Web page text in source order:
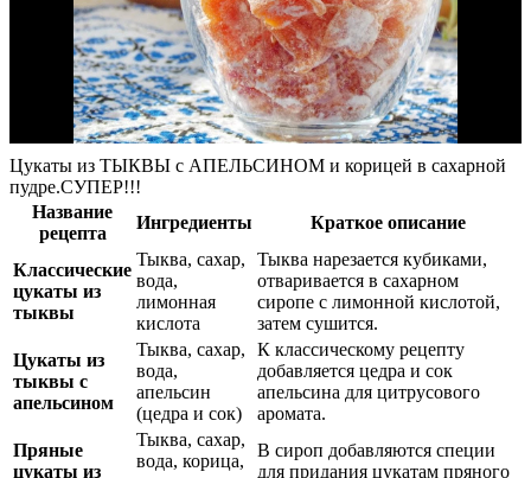
Цукаты из ТЫКВЫ с АПЕЛЬСИНОМ и корицей в сахарной
пудре.СУПЕР!!!
Название
рецепта
Ингредиенты Краткое описание
Классические
цукаты из
тыквы
Тыква, сахар,
вода,
лимонная
кислота
Тыква нарезается кубиками,
отваривается в сахарном
сиропе с лимонной кислотой,
затем сушится.
Цукаты из
тыквы с
апельсином
Тыква, сахар,
вода,
апельсин
(цедра и сок)
К классическому рецепту
добавляется цедра и сок
апельсина для цитрусового
аромата.
Пряные
цукаты из
Тыква, сахар,
вода, корица,
В сироп добавляются специи
для придания цукатам пряного